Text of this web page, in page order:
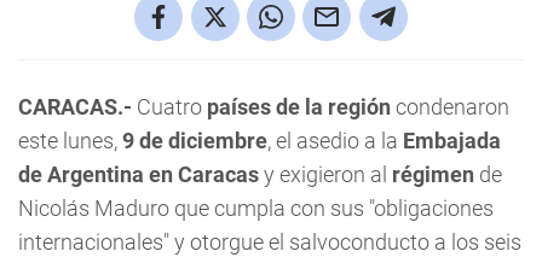
CARACAS.- Cuatro países de la región condenaron
este lunes,9 de diciembre, el asedio a la Embajada
de Argentina en Caracasy exigieron al régimen de
Nicolás Maduro que cumpla con sus "obligaciones
internacionales" y otorgue el salvoconducto a los seis